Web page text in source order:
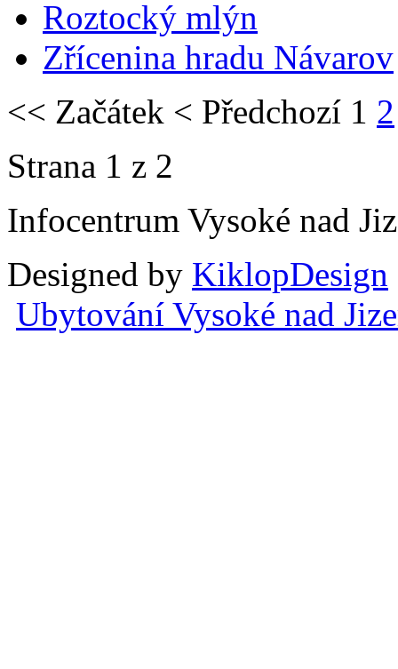
Roztocký mlýn
Zřícenina hradu Návarov
<< Začátek < Předchozí 1 2
Strana 1 z 2
Infocentrum Vysoké nad
Designed by KiklopDesign
Ubytování Vysoké nad